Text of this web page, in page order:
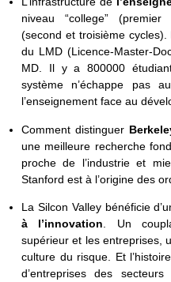
niveau “college” (premier
(second et troisième
du LMD (Licence-Master-
MD. Il y a 800000
système n’échappe pas
l’enseignement face au
Comment distinguer
une meilleure recherche
proche de l’industrie et
Stanford est à l’origine des
La Silcon Valley bénéficie
à l’innovation . Un
supérieur et les entreprises,
culture du risque. Et
d’entreprises des